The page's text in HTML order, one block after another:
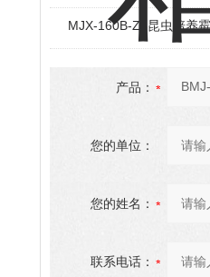
MJX-160B-ZII昆虫培养
产品：
您的单位：
您的姓名：
联系电话：